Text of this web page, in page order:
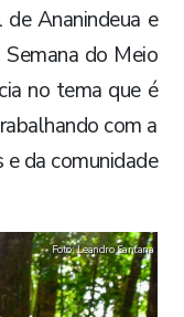
Ananindeua e
Semana do Meio
no tema que é
com a
da comunidade
Foto: Leandro Santana